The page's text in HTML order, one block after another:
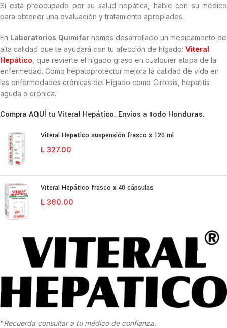
Si está preocupado por su salud hepática, hable con su médico
para obtener una evaluación y tratamiento apropiados.
En Laboratorios Quimifar hemos desarrollado un medicamento de
alta calidad que te ayudará con tu afección de hígado: Viteral
Hepático , que revierte el hígado graso en cualquier etapa de la
enfermedad. Como hepatoprotector mejora la calidad de vida en
las enfermedades crónicas del Hígado como Cirrosis, hepatitis
aguda o crónica.
Compra AQUÍ tu Viteral Hepático. Envíos a todo Honduras.
Viteral Hepatico suspensión frasco x 120 ml
L 327.00
Viteral Hepático frasco x 40 cápsulas
L 360.00
*Recuerda consultar a tu médico de confianza.